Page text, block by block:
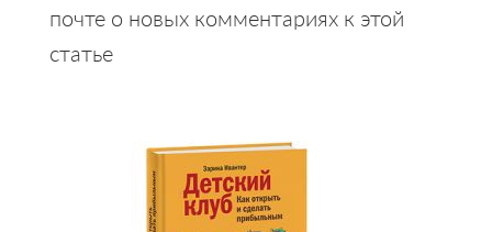
почте о новых комментариях к этой
статье
Primary
Sidebar